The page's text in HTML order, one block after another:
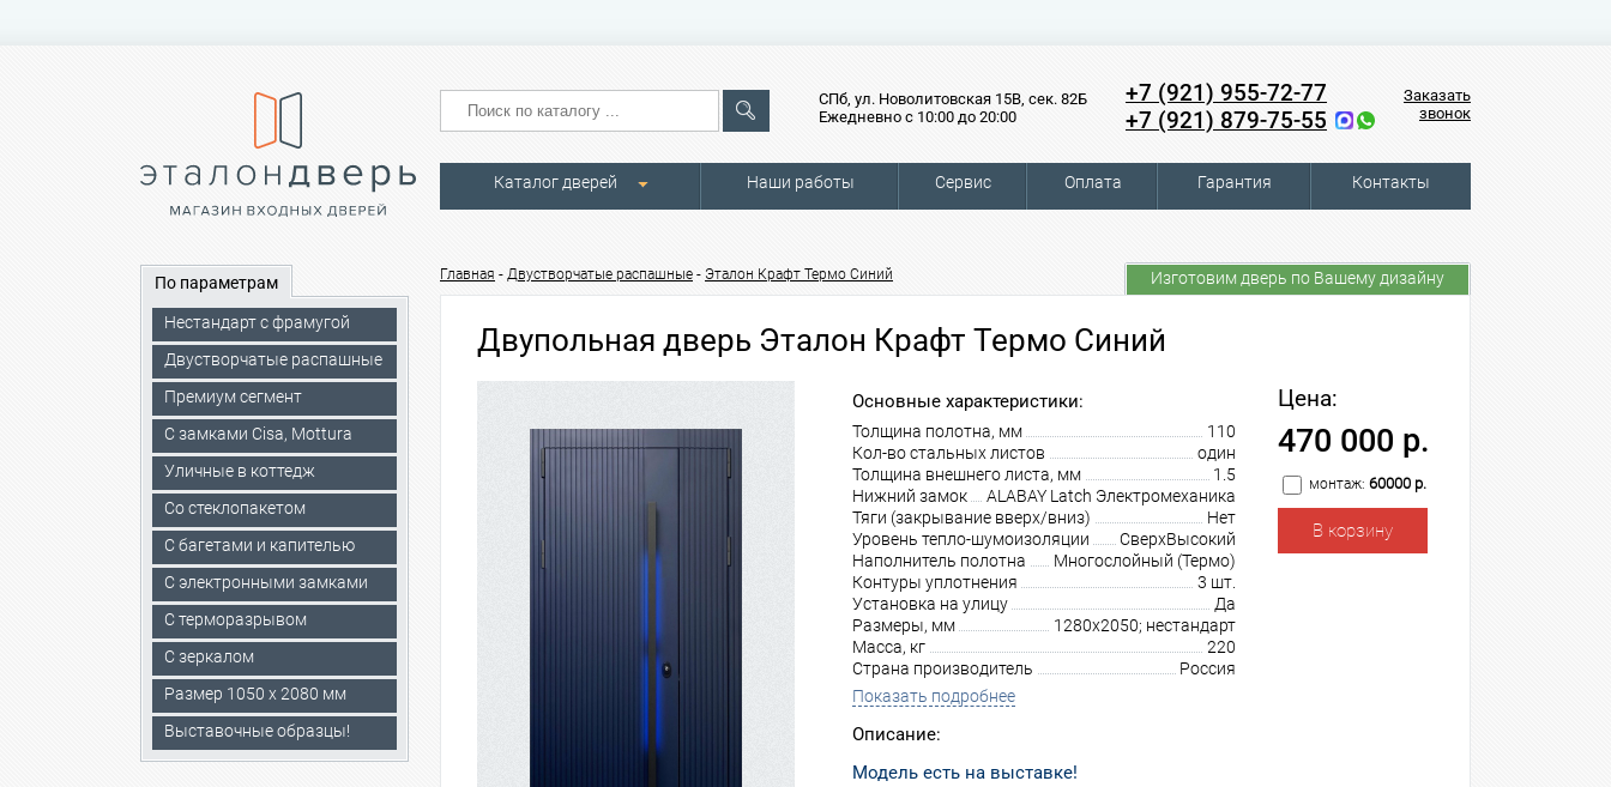
СПб, ул. Новолитовская 15В, сек. 82Б
Ежедневно с 10:00 до 20:00
+7 (921) 955-72-77
+7 (921) 879-75-55
Заказать
звонок
Каталог дверей Наши работы Сервис Оплата Гарантия Контакты
По параметрам
Нестандарт с фрамугой
Двустворчатые распашные
Премиум сегмент
C замками Cisa, Mottura
Уличные в коттедж
Со стеклопакетом
С багетами и капителью
C электронными замками
С терморазрывом
С зеркалом
Размер 1050 х 2080 мм
Выставочные образцы!
Главная - Двустворчатые распашные - Эталон Крафт Термо Синий Изготовим дверь по Вашему дизайну
Двупольная дверь Эталон Крафт Термо Синий
Основные характеристики:
Толщина полотна, мм
110
Кол-во стальных листов
один
Толщина внешнего листа, мм
1.5
Нижний замок
ALABAY Latch Электромеханика
Тяги (закрывание вверх/вниз)
Нет
Уровень тепло-шумоизоляции
СверхВысокий
Наполнитель полотна
Многослойный (Термо)
Контуры уплотнения
3 шт.
Установка на улицу
Да
Размеры, мм
1280х2050; нестандарт
Масса, кг
220
Страна производитель
Россия
Показать подробнее
Цена:
470 000 р.
монтаж: 60000 р.
Описание:
Модель есть на выставке!